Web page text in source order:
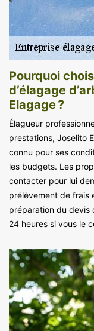
Pourquoi
d’élagage
Elagage ?
Élagueur
prestations, Joselito
connu pour ses
les budgets. Les
contacter pour lui
prélèvement de frais
préparation du devis
24 heures si vous le